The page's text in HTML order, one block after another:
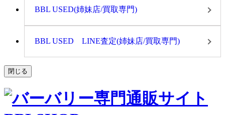
BBL USED(姉妹店/買取専門)
BBL USED LINE査定(姉妹店/買取専門)
閉じる